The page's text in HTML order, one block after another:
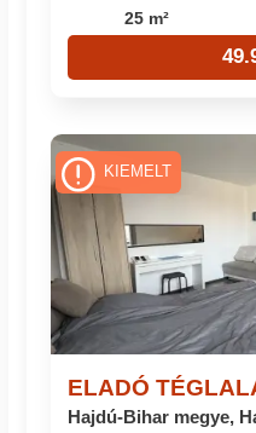
25 m²
ELADÓ
Hajdú-Bihar megye,
KIEMELT